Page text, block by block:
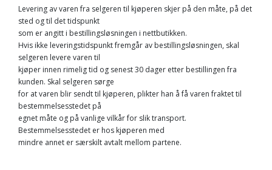
Levering av varen fra selgeren til kjøperen skjer på den måte, på det
sted og til det tidspunkt
som er angitt i bestillingsløsningen i nettbutikken.
Hvis ikke leveringstidspunkt fremgår av bestillingsløsningen, skal
selgeren levere varen til
kjøper innen rimelig tid og senest 30 dager etter bestillingen fra
kunden. Skal selgeren sørge
for at varen blir sendt til kjøperen, plikter han å få varen fraktet til
bestemmelsesstedet på
egnet måte og på vanlige vilkår for slik transport.
Bestemmelsesstedet er hos kjøperen med
mindre annet er særskilt avtalt mellom partene.